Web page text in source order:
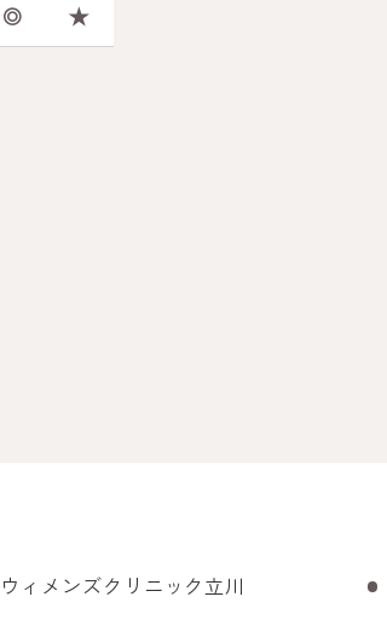
◎
★
ィメンズクリニック立川